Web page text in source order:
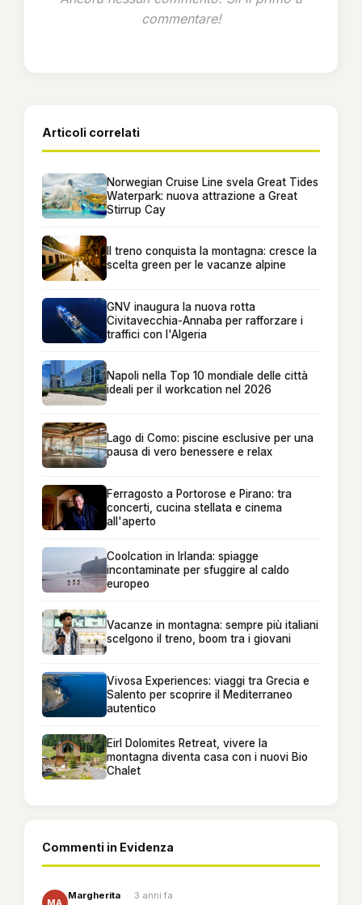
commentare!
Articoli correlati
Norwegian Cruise Line svela Great Tides
Waterpark: nuova attrazione a Great
Stirrup Cay
Il treno conquista la montagna: cresce la
scelta green per le vacanze alpine
GNV inaugura la nuova rotta
Civitavecchia-Annaba per rafforzare i
traffici con l'Algeria
Napoli nella Top 10 mondiale delle città
ideali per il workcation nel 2026
Lago di Como: piscine esclusive per una
pausa di vero benessere e relax
Ferragosto a Portorose e Pirano: tra
concerti, cucina stellata e cinema
all'aperto
Coolcation in Irlanda: spiagge
incontaminate per sfuggire al caldo
europeo
Vacanze in montagna: sempre più italiani
scelgono il treno, boom tra i giovani
Vivosa Experiences: viaggi tra Grecia e
Salento per scoprire il Mediterraneo
autentico
Eirl Dolomites Retreat, vivere la
montagna diventa casa con i nuovi Bio
Chalet
Commenti in Evidenza
Margherita · 3 anni fa